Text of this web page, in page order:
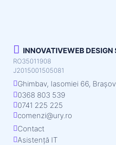
INNOVATIVEWEB DESIGN
RO35011908
J2015001505081
Ghimbav, Iasomiei 66, Brașov
0368 803 539
0741 225 225
comenzi@ury.ro
Contact
Asistență IT